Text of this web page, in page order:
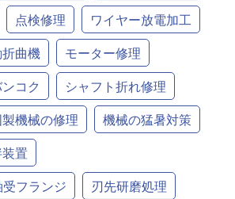
点検修理
ワイヤー放電加工
曲機
モーター修理
コク
シャフト折れ修理
機械の修理
機械の猛暑対策
置
フランジ
刃先研磨処理